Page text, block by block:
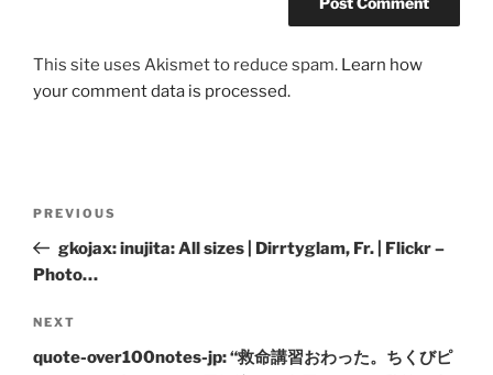
This site uses Akismet to reduce spam. Learn how
your comment data is processed.
Previous
Post
PREVIOUS
gkojax: inujita: All sizes | Dirrtyglam, Fr. | Flickr –
Photo…
Next
Post
NEXT
quote-over100notes-jp: “救命講習おわった。ちくびピ